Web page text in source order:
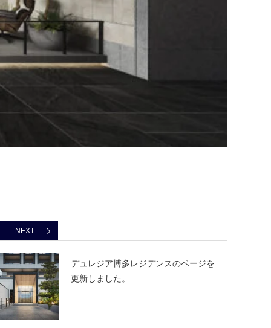
NEXT
デュレジア博多レジデンスのページを
更新しました。